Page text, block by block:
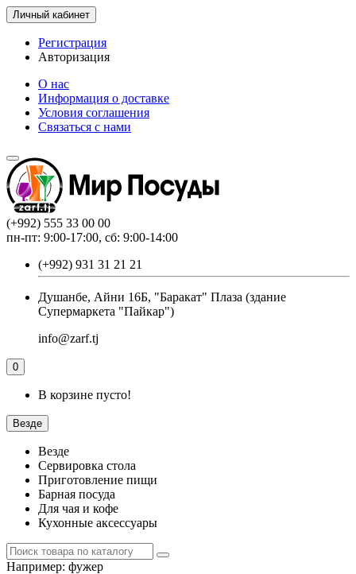
Личный кабинет
Регистрация
Авторизация
О нас
Информация о доставке
Условия соглашения
Связаться с нами
(+992) 555 33 00 00
пн-пт: 9:00-17:00, сб: 9:00-14:00
(+992) 931 31 21 21
Душанбе, Айни 16Б, "Баракат" Плаза (здание
Супермаркета "Пайкар")
info@zarf.tj
0
В корзине пусто!
Везде
Везде
Сервировка стола
Приготовление пищи
Барная посуда
Для чая и кофе
Кухонные аксессуары
Например: фужер